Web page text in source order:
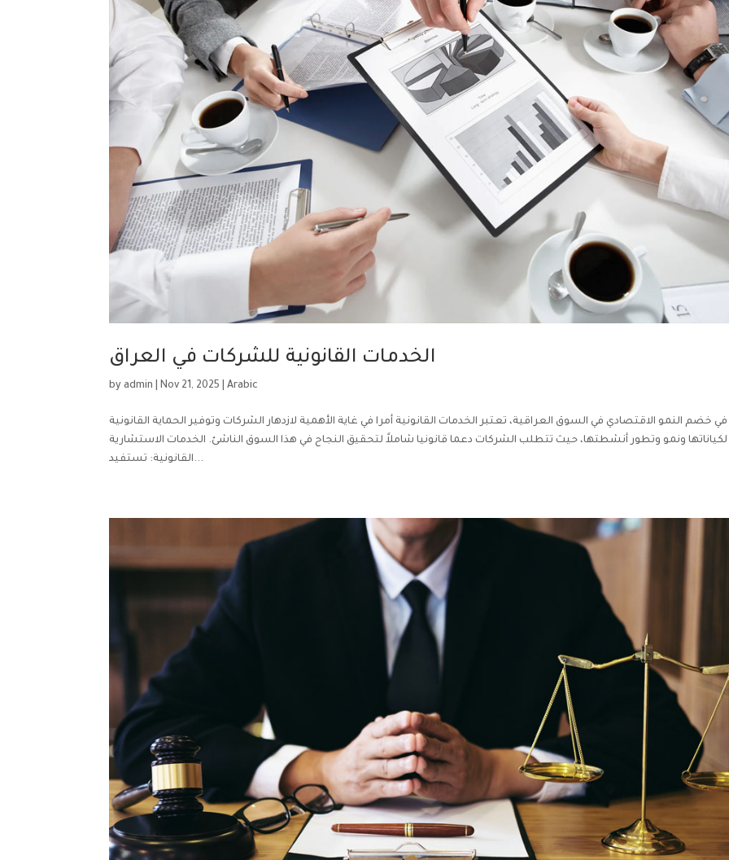
الخدمات القانونية للشركات في العراق
byadmin |Nov 21, 2025 |Arabic
في خضم النمو الاقتصادي في السوق العراقية، تعتبر الخدمات القانونية أمرا في غاية الأهمية لازدهار الشركات وتوفير الحماية القانونية
لكياناتها ونمو وتطور أنشطتها، حيث تتطلب الشركات دعما قانونيا شاملاً لتحقيق النجاح في هذا السوق الناشئ. الخدمات الاستشارية
القانونية: تستفيد...